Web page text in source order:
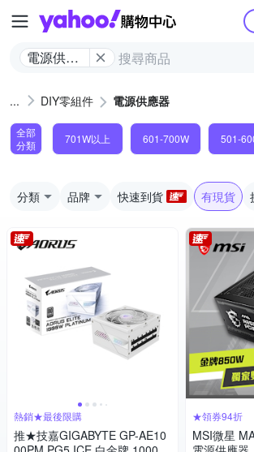
Yahoo購物
電源供應
DIY零組件 電源供應器
全部
分類
701W以上 601-700W 501-
分類 品牌 快速到貨 有現貨
熱銷★最後限購
推★技嘉GIGABYTE GP-AE10
★領券94折
MSI微星